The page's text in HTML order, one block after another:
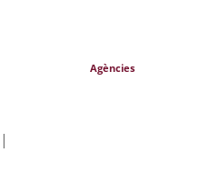
Agències
|